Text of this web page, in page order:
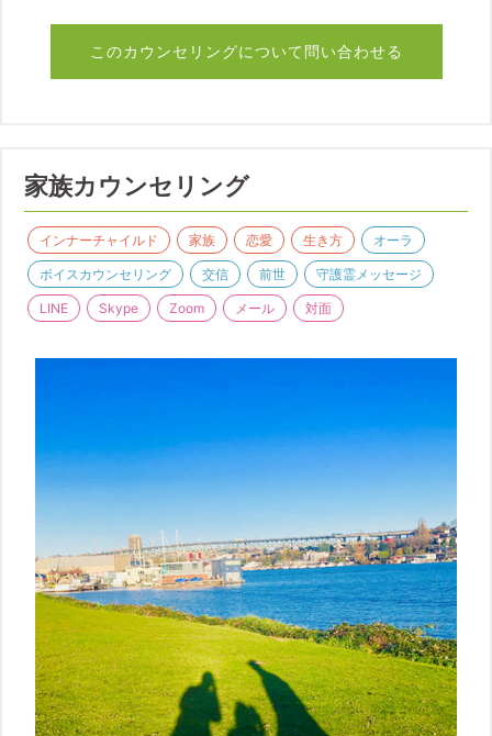
このカウンセリングについて問い合わせる
家族カウンセリング
インナーチャイルド 家族 恋愛 生き方 オーラ
ボイスカウンセリング 交信 前世 守護霊メッセージ
LINE Skype Zoom メール 対面